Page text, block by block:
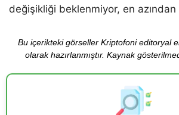
değişikliği beklenmiyor, en
Bu içerikteki görseller Kriptofoni editoryal
olarak hazırlanmıştır. Kaynak